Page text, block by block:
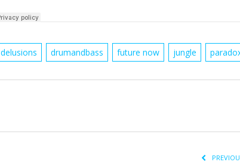
delusions drumandbass future now jungle